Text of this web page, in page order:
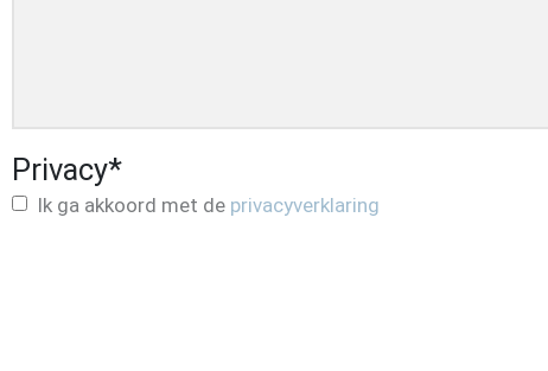
Privacy*
Ik ga akkoord met de privacyverklaring